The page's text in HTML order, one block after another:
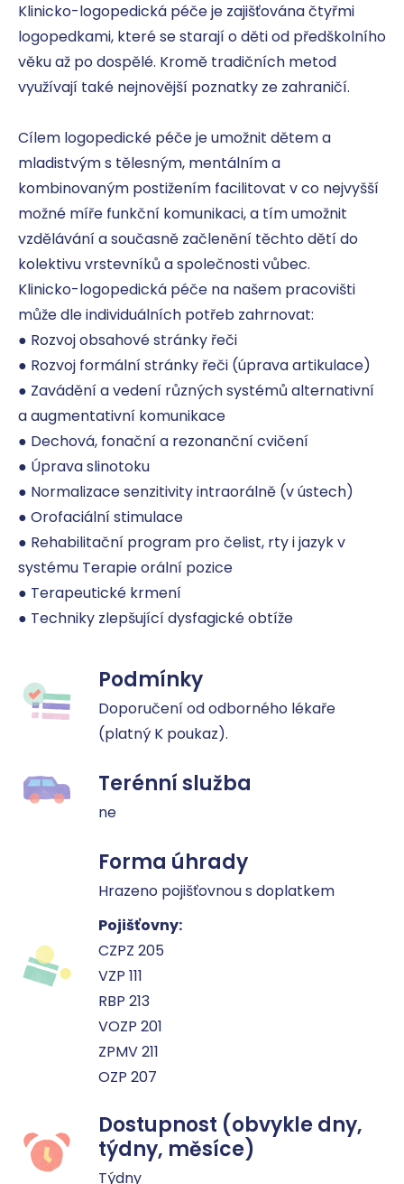
Klinicko-logopedická péče je zajišťována čtyřmi
logopedkami, které se starají o děti od předškolního
věku až po dospělé. Kromě tradičních metod
využívají také nejnovější poznatky ze zahraničí.
Cílem logopedické péče je umožnit dětem a
mladistvým s tělesným, mentálním a
kombinovaným postižením facilitovat v co nejvyšší
možné míře funkční komunikaci, a tím umožnit
vzdělávání a současně začlenění těchto dětí do
kolektivu vrstevníků a společnosti vůbec.
Klinicko-logopedická péče na našem pracovišti
může dle individuálních potřeb zahrnovat:
● Rozvoj obsahové stránky řeči
● Rozvoj formální stránky řeči (úprava artikulace)
● Zavádění a vedení různých systémů alternativní
a augmentativní komunikace
● Dechová, fonační a rezonanční cvičení
● Úprava slinotoku
● Normalizace senzitivity intraorálně (v ústech)
● Orofaciální stimulace
● Rehabilitační program pro čelist, rty i jazyk v
systému Terapie orální pozice
● Terapeutické krmení
● Techniky zlepšující dysfagické obtíže
Podmínky
Doporučení od odborného lékaře
(platný K poukaz).
Terénní služba
ne
Forma úhrady
Hrazeno pojišťovnou s doplatkem
Pojišťovny:
CZPZ 205
VZP 111
RBP 213
VOZP 201
ZPMV 211
OZP 207
Dostupnost (obvykle dny,
týdny, měsíce)
Týdny